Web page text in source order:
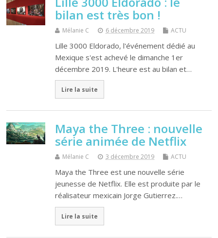
bilan est très bon !
Mélanie C 6 décembre 2019 ACTU
Lille 3000 Eldorado, l'événement dédié au
Mexique s'est achevé le dimanche 1er
décembre 2019. L'heure est au bilan et…
Lire la suite
Maya the Three : nouvelle
série animée de Netflix
Mélanie C 3 décembre 2019 ACTU
Maya the Three est une nouvelle série
jeunesse de Netflix. Elle est produite par le
réalisateur mexicain Jorge Gutierrez.…
Lire la suite